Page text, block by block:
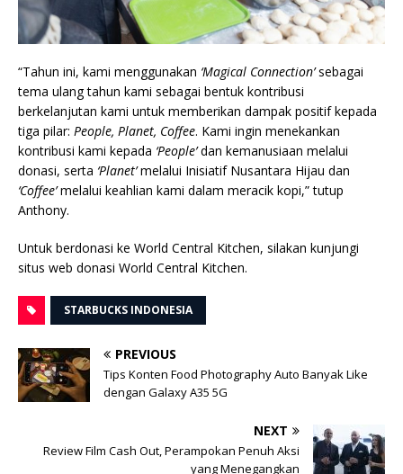
“Tahun ini, kami menggunakan ‘Magical Connection’sebagai
tema ulang tahun kami sebagai bentuk kontribusi
berkelanjutan kami untuk memberikan dampak positif kepada
tiga pilar: People, Planet, Coffee. Kami ingin menekankan
kontribusi kami kepada ‘People’dan kemanusiaan melalui
donasi, serta ‘Planet’melalui Inisiatif Nusantara Hijau dan
‘Coffee’melalui keahlian kami dalam meracik kopi,” tutup
Anthony.
Untuk berdonasi ke World Central Kitchen, silakan kunjungi
situs web donasi World Central Kitchen.
STARBUCKS INDONESIA
PREVIOUS
Tips Konten Food Photography Auto Banyak Like
dengan Galaxy A35 5G
NEXT
Review Film Cash Out, Perampokan Penuh Aksi
yang Menegangkan